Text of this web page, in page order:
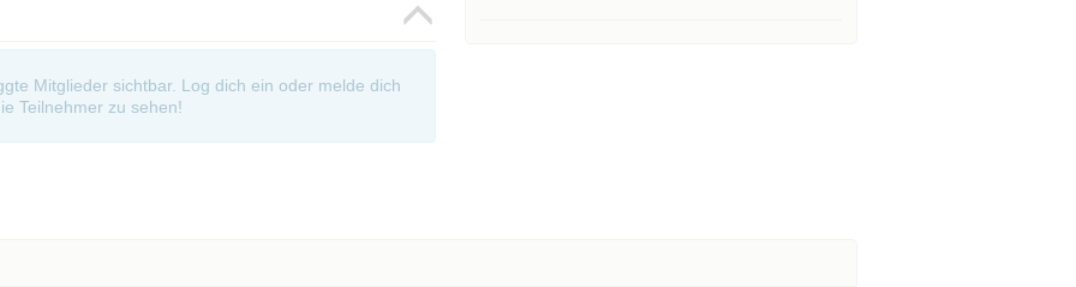
Mitglieder sichtbar. Log dich ein oder melde dich
Teilnehmer zu sehen!